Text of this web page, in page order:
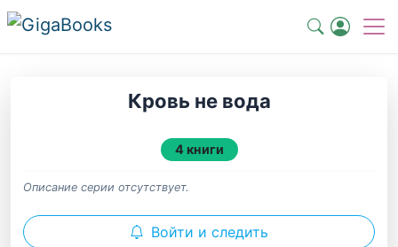
Кровь не вода
4 книги
Описание серии отсутствует.
Войти и следить